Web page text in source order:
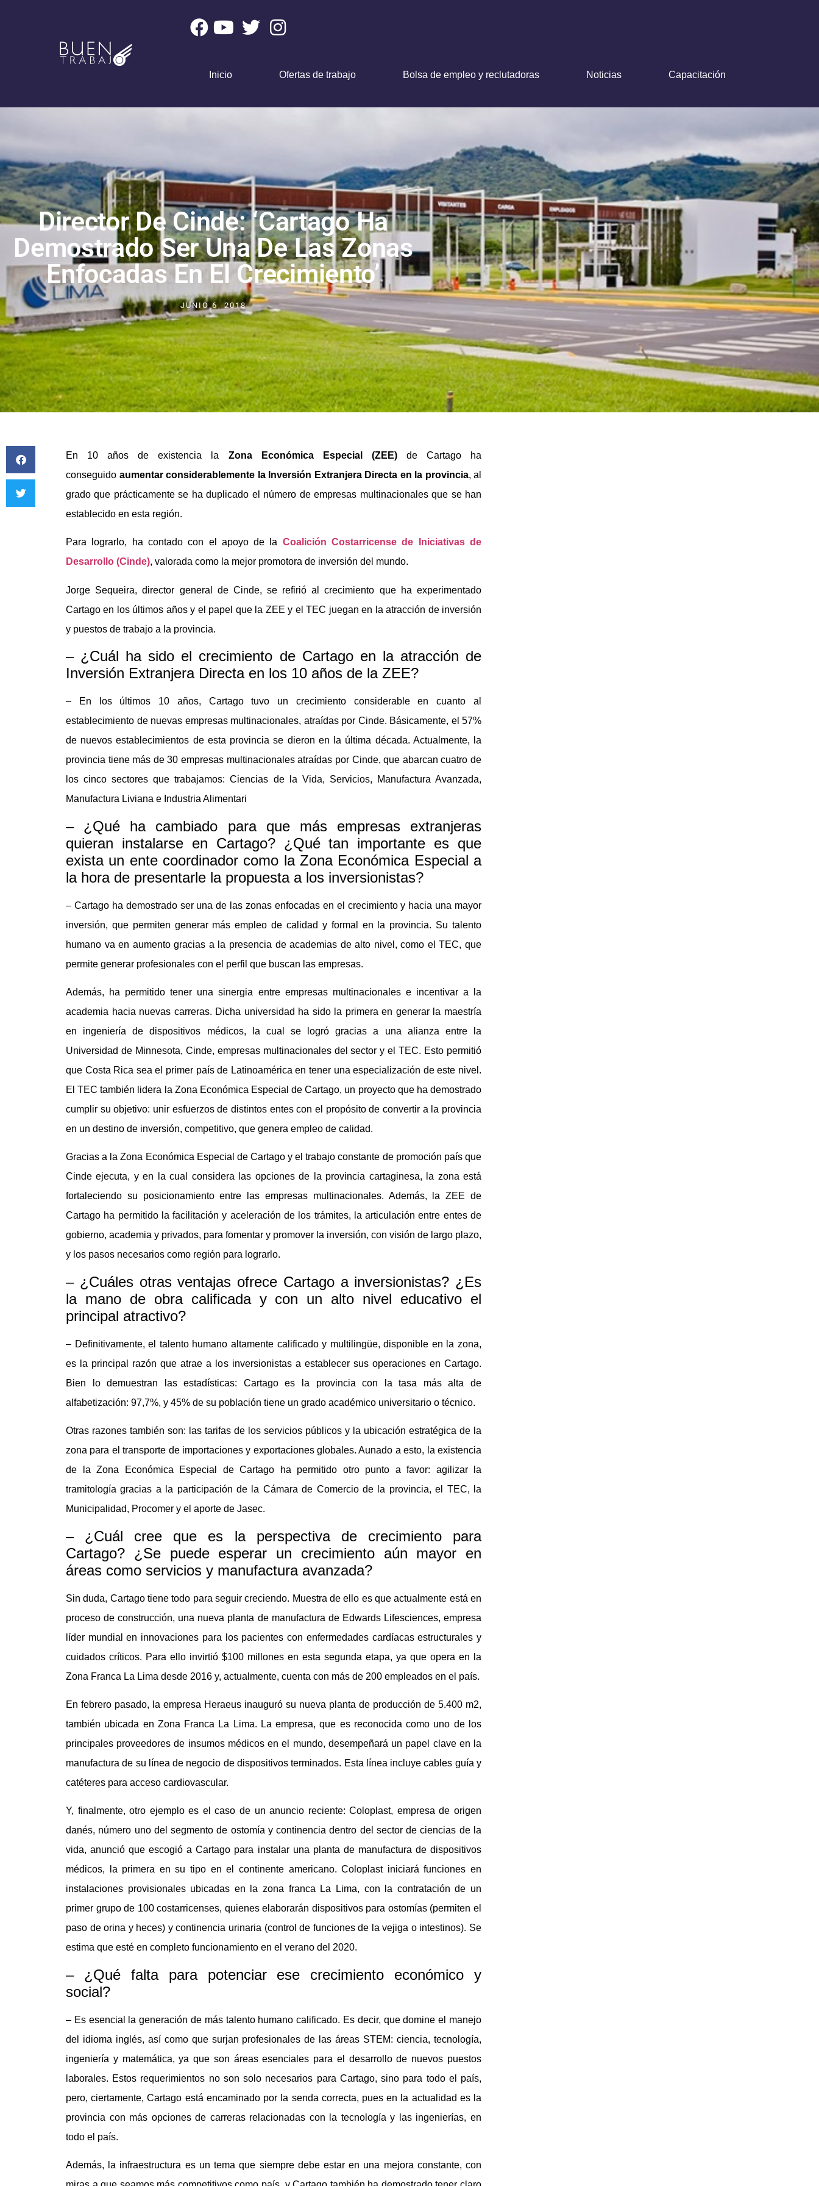
Inicio Ofertas de trabajo Bolsa de empleo y reclutadoras Noticias Capacitación
Director De Cinde: ‘Cartago Ha
Demostrado Ser Una De Las Zonas
Enfocadas En El Crecimiento’
JUNIO 6, 2018
En 10 años de existencia la Zona Económica Especial (ZEE)de Cartago ha
conseguido aumentar considerablemente la Inversión Extranjera Directa en la provincia, al
grado que prácticamente se ha duplicado el número de empresas multinacionales que se han
establecido en esta región.
Para lograrlo, ha contado con el apoyo de la Coalición Costarricense de Iniciativas de
Desarrollo (Cinde), valorada como la mejor promotora de inversión del mundo.
Jorge Sequeira, director general de Cinde, se refirió al crecimiento que ha experimentado
Cartago en los últimos años y el papel que la ZEE y el TEC juegan en la atracción de inversión
y puestos de trabajo a la provincia.
– ¿Cuál ha sido el crecimiento de Cartago en la atracción de
Inversión Extranjera Directa en los 10 años de la ZEE?
– En los últimos 10 años, Cartago tuvo un crecimiento considerable en cuanto al
establecimiento de nuevas empresas multinacionales, atraídas por Cinde. Básicamente, el 57%
de nuevos establecimientos de esta provincia se dieron en la última década. Actualmente, la
provincia tiene más de 30 empresas multinacionales atraídas por Cinde, que abarcan cuatro de
los cinco sectores que trabajamos: Ciencias de la Vida, Servicios, Manufactura Avanzada,
Manufactura Liviana e Industria Alimentari
– ¿Qué ha cambiado para que más empresas extranjeras
quieran instalarse en Cartago? ¿Qué tan importante es que
exista un ente coordinador como la Zona Económica Especial a
la hora de presentarle la propuesta a los inversionistas?
– Cartago ha demostrado ser una de las zonas enfocadas en el crecimiento y hacia una mayor
inversión, que permiten generar más empleo de calidad y formal en la provincia. Su talento
humano va en aumento gracias a la presencia de academias de alto nivel, como el TEC, que
permite generar profesionales con el perfil que buscan las empresas.
Además, ha permitido tener una sinergia entre empresas multinacionales e incentivar a la
academia hacia nuevas carreras. Dicha universidad ha sido la primera en generar la maestría
en ingeniería de dispositivos médicos, la cual se logró gracias a una alianza entre la
Universidad de Minnesota, Cinde, empresas multinacionales del sector y el TEC. Esto permitió
que Costa Rica sea el primer país de Latinoamérica en tener una especialización de este nivel.
El TEC también lidera la Zona Económica Especial de Cartago, un proyecto que ha demostrado
cumplir su objetivo: unir esfuerzos de distintos entes con el propósito de convertir a la provincia
en un destino de inversión, competitivo, que genera empleo de calidad.
Gracias a la Zona Económica Especial de Cartago y el trabajo constante de promoción país que
Cinde ejecuta, y en la cual considera las opciones de la provincia cartaginesa, la zona está
fortaleciendo su posicionamiento entre las empresas multinacionales. Además, la ZEE de
Cartago ha permitido la facilitación y aceleración de los trámites, la articulación entre entes de
gobierno, academia y privados, para fomentar y promover la inversión, con visión de largo plazo,
y los pasos necesarios como región para lograrlo.
– ¿Cuáles otras ventajas ofrece Cartago a inversionistas? ¿Es
la mano de obra calificada y con un alto nivel educativo el
principal atractivo?
– Definitivamente, el talento humano altamente calificado y multilingüe, disponible en la zona,
es la principal razón que atrae a los inversionistas a establecer sus operaciones en Cartago.
Bien lo demuestran las estadísticas: Cartago es la provincia con la tasa más alta de
alfabetización: 97,7%, y 45% de su población tiene un grado académico universitario o técnico.
Otras razones también son: las tarifas de los servicios públicos y la ubicación estratégica de la
zona para el transporte de importaciones y exportaciones globales. Aunado a esto, la existencia
de la Zona Económica Especial de Cartago ha permitido otro punto a favor: agilizar la
tramitología gracias a la participación de la Cámara de Comercio de la provincia, el TEC, la
Municipalidad, Procomer y el aporte de Jasec.
– ¿Cuál cree que es la perspectiva de crecimiento para
Cartago? ¿Se puede esperar un crecimiento aún mayor en
áreas como servicios y manufactura avanzada?
Sin duda, Cartago tiene todo para seguir creciendo. Muestra de ello es que actualmente está en
proceso de construcción, una nueva planta de manufactura de Edwards Lifesciences, empresa
líder mundial en innovaciones para los pacientes con enfermedades cardíacas estructurales y
cuidados críticos. Para ello invirtió $100 millones en esta segunda etapa, ya que opera en la
Zona Franca La Lima desde 2016 y, actualmente, cuenta con más de 200 empleados en el país.
En febrero pasado, la empresa Heraeus inauguró su nueva planta de producción de 5.400 m2,
también ubicada en Zona Franca La Lima. La empresa, que es reconocida como uno de los
principales proveedores de insumos médicos en el mundo, desempeñará un papel clave en la
manufactura de su línea de negocio de dispositivos terminados. Esta línea incluye cables guía y
catéteres para acceso cardiovascular.
Y, finalmente, otro ejemplo es el caso de un anuncio reciente: Coloplast, empresa de origen
danés, número uno del segmento de ostomía y continencia dentro del sector de ciencias de la
vida, anunció que escogió a Cartago para instalar una planta de manufactura de dispositivos
médicos, la primera en su tipo en el continente americano. Coloplast iniciará funciones en
instalaciones provisionales ubicadas en la zona franca La Lima, con la contratación de un
primer grupo de 100 costarricenses, quienes elaborarán dispositivos para ostomías (permiten el
paso de orina y heces) y continencia urinaria (control de funciones de la vejiga o intestinos). Se
estima que esté en completo funcionamiento en el verano del 2020.
– ¿Qué falta para potenciar ese crecimiento económico y
social?
– Es esencial la generación de más talento humano calificado. Es decir, que domine el manejo
del idioma inglés, así como que surjan profesionales de las áreas STEM: ciencia, tecnología,
ingeniería y matemática, ya que son áreas esenciales para el desarrollo de nuevos puestos
laborales. Estos requerimientos no son solo necesarios para Cartago, sino para todo el país,
pero, ciertamente, Cartago está encaminado por la senda correcta, pues en la actualidad es la
provincia con más opciones de carreras relacionadas con la tecnología y las ingenierías, en
todo el país.
Además, la infraestructura es un tema que siempre debe estar en una mejora constante, con